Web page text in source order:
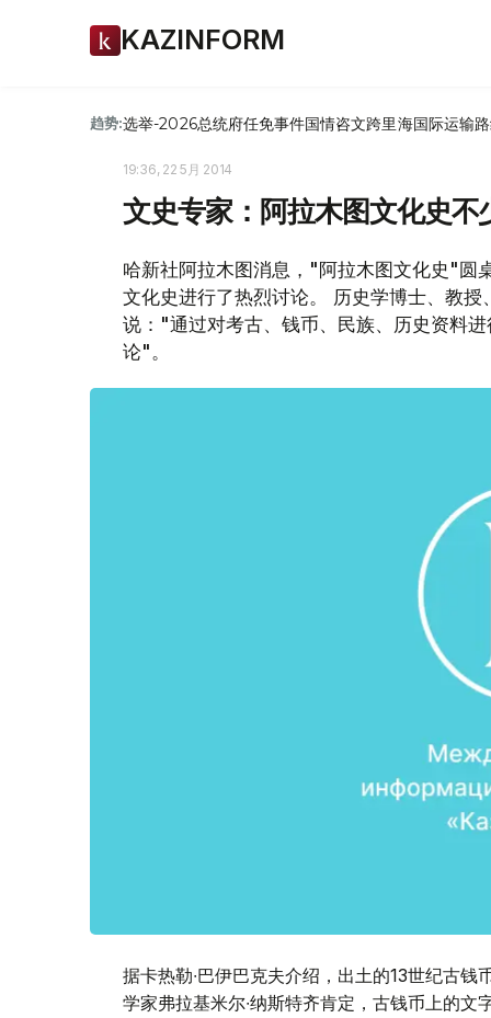
KAZINFORM
趋势:选举-2026总统府任免事件国情咨文跨里海国际运输
19:36, 22 5月 2014
文史专家：阿拉木图文化史不
哈新社阿拉木图消息，"阿拉木图文化史"圆
文化史进行了热烈讨论。 历史学博士、教
说："通过对考古、钱币、民族、历史资料
论"。
据卡热勒∙巴伊巴克夫介绍，出土的13世纪古
学家弗拉基米尔∙纳斯特齐肯定，古钱币上的